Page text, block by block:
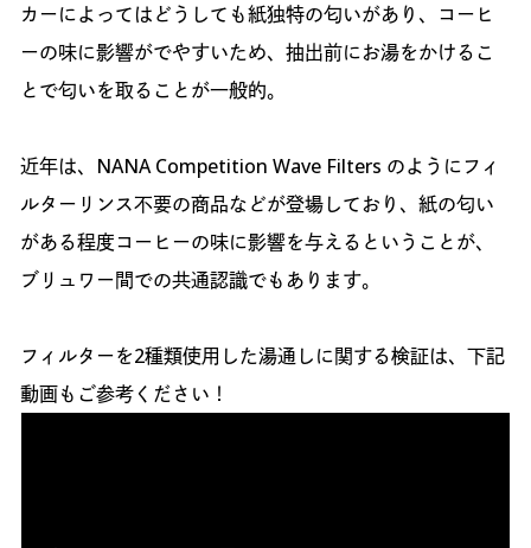
カーによってはどうしても紙独特の匂いがあり、コーヒ
ーの味に影響がでやすいため、抽出前にお湯をかけるこ
とで匂いを取ることが一般的。
近年は、NANA Competition Wave Filters のようにフィ
ルターリンス不要の商品などが登場しており、紙の匂い
がある程度コーヒーの味に影響を与えるということが、
ブリュワー間での共通認識でもあります。
フィルターを2種類使用した湯通しに関する検証は、下記
動画もご参考ください！